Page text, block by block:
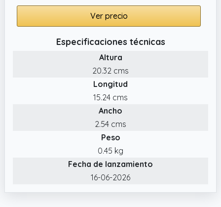
Ver precio
Especificaciones técnicas
Altura
20.32 cms
Longitud
15.24 cms
Ancho
2.54 cms
Peso
0.45 kg
Fecha de lanzamiento
16-06-2026